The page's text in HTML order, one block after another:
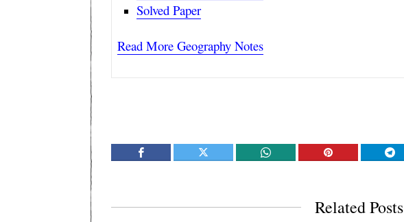
Solved Paper
Read More Geography Notes
Related Posts